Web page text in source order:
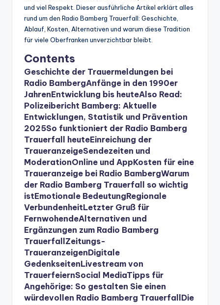
und viel Respekt. Dieser ausführliche Artikel erklärt alles
rund um den Radio Bamberg Trauerfall: Geschichte,
Ablauf, Kosten, Alternativen und warum diese Tradition
für viele Oberfranken unverzichtbar bleibt.
Contents
Geschichte der Trauermeldungen bei
Radio BambergAnfänge in den 1990er
JahrenEntwicklung bis heuteAlso Read:
Polizeibericht Bamberg: Aktuelle
Entwicklungen, Statistik und Prävention
2025So funktioniert der Radio Bamberg
Trauerfall heuteEinreichung der
TraueranzeigeSendezeiten und
ModerationOnline und AppKosten für eine
Traueranzeige bei Radio BambergWarum
der Radio Bamberg Trauerfall so wichtig
istEmotionale BedeutungRegionale
VerbundenheitLetzter Gruß für
FernwohendeAlternativen und
Ergänzungen zum Radio Bamberg
TrauerfallZeitungs-
TraueranzeigenDigitale
GedenkseitenLivestream von
TrauerfeiernSocial MediaTipps für
Angehörige: So gestalten Sie einen
würdevollen Radio Bamberg TrauerfallDie